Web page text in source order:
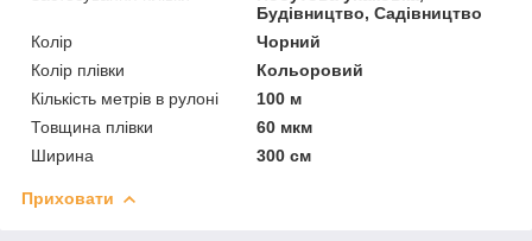
Будівництво, Садівництво
Колір
Чорний
Колір плівки
Кольоровий
Кількість метрів в рулоні
100 м
Товщина плівки
60 мкм
Ширина
300 см
Приховати